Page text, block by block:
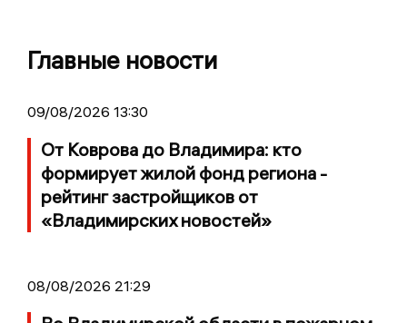
Главные новости
09/08/2026 13:30
От Коврова до Владимира: кто
формирует жилой фонд региона -
рейтинг застройщиков от
«Владимирских новостей»
08/08/2026 21:29